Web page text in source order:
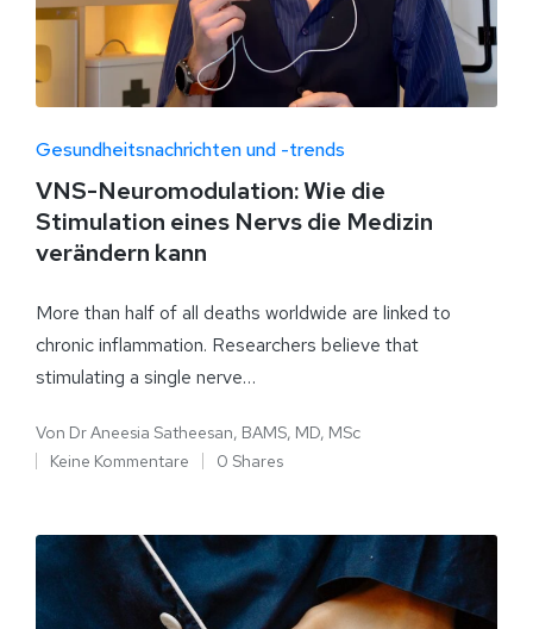
Gesundheitsnachrichten und -trends
VNS-Neuromodulation: Wie die
Stimulation eines Nervs die Medizin
verändern kann
More than half of all deaths worldwide are linked to
chronic inflammation. Researchers believe that
stimulating a single nerve…
Von Dr Aneesia Satheesan, BAMS, MD, MSc
Keine Kommentare
0 Shares